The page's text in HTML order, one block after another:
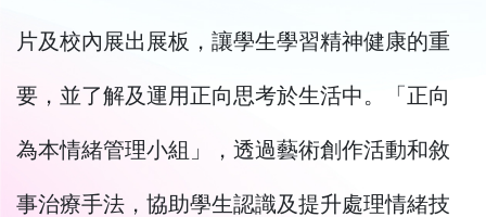
片及校內展出展板，讓學生學習精神健康的重
要，並了解及運用正向思考於生活中。「正向
為本情緒管理小組」，透過藝術創作活動和敘
事治療手法，協助學生認識及提升處理情緒技